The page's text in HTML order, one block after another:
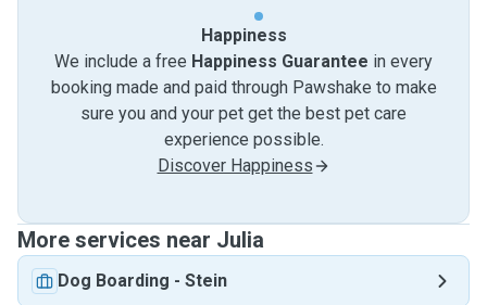
Happiness
We include a free Happiness Guarantee in every
booking made and paid through Pawshake to make
sure you and your pet get the best pet care
experience possible.
Discover Happiness
More services near Julia
Dog Boarding - Stein